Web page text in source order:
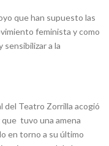
que han supuesto las
feminista y como
sensibilizar a la
del Teatro Zorrilla acogió
tuvo una amena
en torno a su último